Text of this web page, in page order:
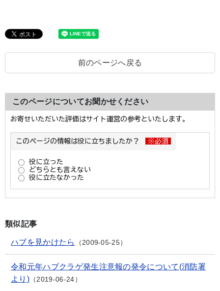
前のページへ戻る
このページについてお聞かせください
類似記事
ハブを見かけたら 2009-05-25
令和元年ハブクラゲ発生注意報の発令について(消防署
より)
2019-06-24